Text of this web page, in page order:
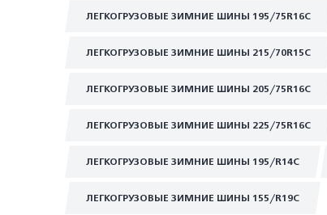
ЛЕГКОГРУЗОВЫЕ ЗИМНИЕ ШИНЫ 195/75R16C
ЛЕГКОГРУЗОВЫЕ ЗИМНИЕ ШИНЫ 215/70R15C
ЛЕГКОГРУЗОВЫЕ ЗИМНИЕ ШИНЫ 205/75R16C
ЛЕГКОГРУЗОВЫЕ ЗИМНИЕ ШИНЫ 225/75R16C
ЛЕГКОГРУЗОВЫЕ ЗИМНИЕ ШИНЫ 195/R14C
ЛЕГКОГРУЗОВЫЕ ЗИМНИЕ ШИНЫ 155/R19C